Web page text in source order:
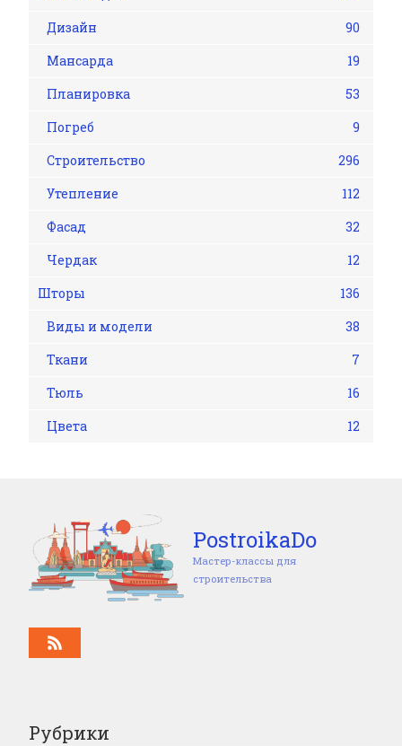
Дизайн
90
Мансарда
19
Планировка
53
Погреб
9
Строительство
296
Утепление
112
Фасад
32
Чердак
12
Шторы
136
Виды и модели
38
Ткани
7
Тюль
16
Цвета
12
PostroikaDo
Мастер-классы для
строительства
Рубрики